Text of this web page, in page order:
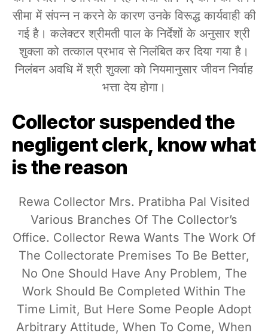
सीमा में संपन्न न करने के कारण उनके विरूद्ध कार्यवाही की
गई है। कलेक्टर श्रीमती पाल के निर्देशों के अनुसार श्री
शुक्ला को तत्काल प्रभाव से निलंबित कर दिया गया है।
निलंबन अवधि में श्री शुक्ला को नियमानुसार जीवन निर्वाह
भत्ता देय होगा।
Collector suspended the
negligent clerk, know what
is the reason
Rewa Collector Mrs. Pratibha Pal Visited
Various Branches Of The Collector’s
Office. Collector Rewa Wants The Work Of
The Collectorate Premises To Be Better,
No One Should Have Any Problem, The
Work Should Be Completed Within The
Time Limit, But Here Some People Adopt
Arbitrary Attitude, When To Come, When